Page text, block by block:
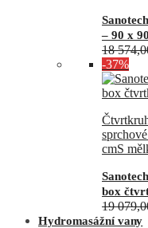
– 90 x
18
-37%
cmS
box
19
Hydromasážní vany